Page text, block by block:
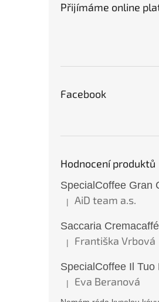
Přijímáme online
Facebook
Hodnocení produktů
Hodnocení produktu je 5 z
| AiD team a.s.
Hodnocení produktu je 5 z
| Františka Vrbová
Hodnocení produktu je 5 z
| Eva Beranová